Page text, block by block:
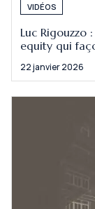
VIDÉOS
Luc Rigouzzo
equity qui
22 janvier 2026